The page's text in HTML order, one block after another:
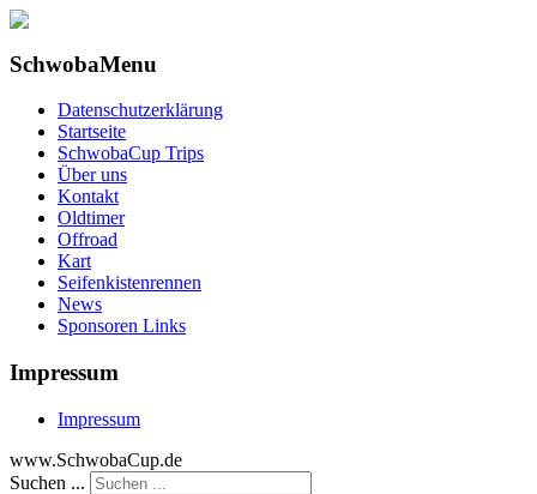
SchwobaMenu
Datenschutzerklärung
Startseite
SchwobaCup Trips
Über uns
Kontakt
Oldtimer
Offroad
Kart
Seifenkistenrennen
News
Sponsoren Links
Impressum
Impressum
www.SchwobaCup.de
Suchen ...